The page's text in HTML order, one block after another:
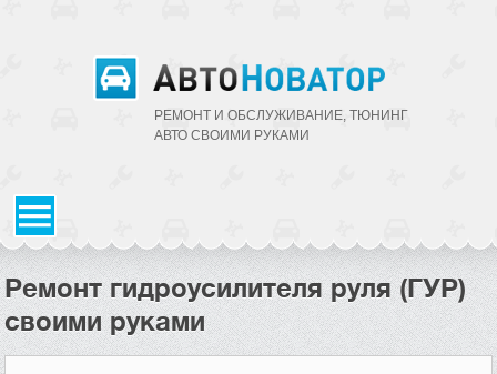
РЕМОНТ И ОБСЛУЖИВАНИЕ, ТЮНИНГ
АВТО CВОИМИ РУКАМИ
Ремонт гидроусилителя руля (ГУР)
своими руками